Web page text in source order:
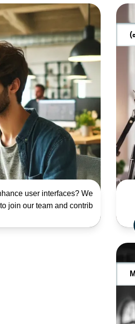
user interfaces? We
join our team and contrib...